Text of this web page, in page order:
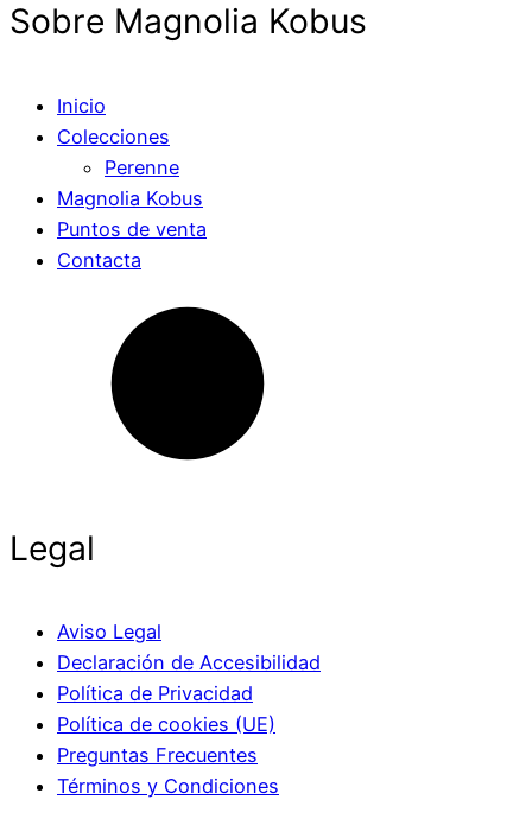
Sobre Magnolia Kobus
Inicio
Colecciones
Perenne
Magnolia Kobus
Puntos de venta
Contacta
Legal
Aviso Legal
Declaración de Accesibilidad
Política de Privacidad
Política de cookies (UE)
Preguntas Frecuentes
Términos y Condiciones